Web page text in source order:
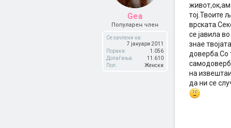
Gea
Популарен член
Се зачлени на:
7 јануари 2011
Пораки:
1.056
Допаѓања:
11.610
Пол:
Женски
тој.Твоите
се јавила
знае
доверба.Со
на
да ни се